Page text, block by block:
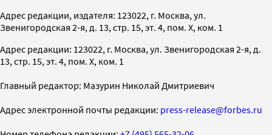
Адрес редакции, издателя: 123022, г. Москва, ул.
Звенигородская 2-я, д. 13, стр. 15, эт. 4, пом. X, ком. 1
Адрес редакции: 123022, г. Москва, ул. Звенигородская 2-я, д.
13, стр. 15, эт. 4, пом. X, ком. 1
Главный редактор: Мазурин Николай Дмитриевич
Адрес электронной почты редакции: press-release@forbes.ru